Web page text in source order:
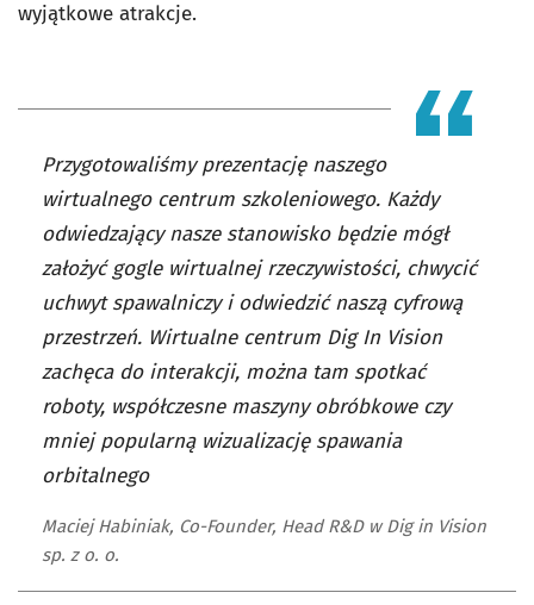
wyjątkowe atrakcje.
Przygotowaliśmy prezentację naszego
wirtualnego centrum szkoleniowego. Każdy
odwiedzający nasze stanowisko będzie mógł
założyć gogle wirtualnej rzeczywistości, chwycić
uchwyt spawalniczy i odwiedzić naszą cyfrową
przestrzeń. Wirtualne centrum Dig In Vision
zachęca do interakcji, można tam spotkać
roboty, współczesne maszyny obróbkowe czy
mniej popularną wizualizację spawania
orbitalnego
Maciej Habiniak, Co-Founder, Head R&D w Dig in Vision
sp. z o. o.